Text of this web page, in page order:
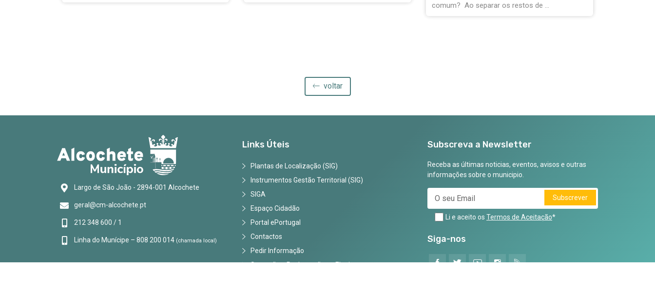
voltar
Largo de São João - 2894-001 Alcochete
geral@cm-alcochete.pt
212 348 600 / 1
Linha do Munícipe – 808 200 014 (chamada local)
Links Úteis
Plantas de Localização (SIG)
Instrumentos Gestão Territorial (SIG)
SIGA
Espaço Cidadão
Portal ePortugal
Contactos
Pedir Informação
Sugestões, Reclamações e Elogios
Subscreva a Newsletter
Receba as últimas noticias, eventos, avisos e outras
informações sobre o municipio.
Subscrever
Li e aceito os Termos de Aceitação*
Siga-nos